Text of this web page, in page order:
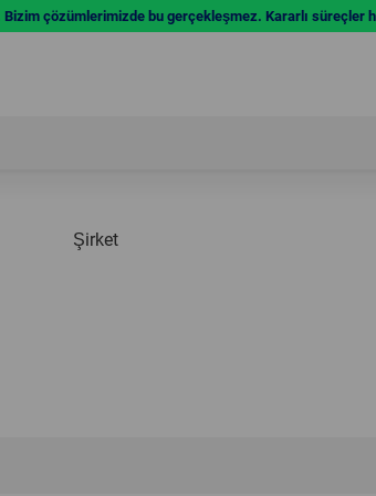
çözümlerimizde bu gerçekleşmez. Kararlı süreçler
Şirket